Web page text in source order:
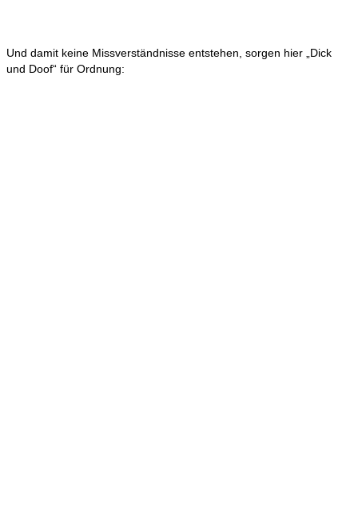
Und damit keine Missverständnisse entstehen, sorgen hier „Dick
und Doof“ für Ordnung: